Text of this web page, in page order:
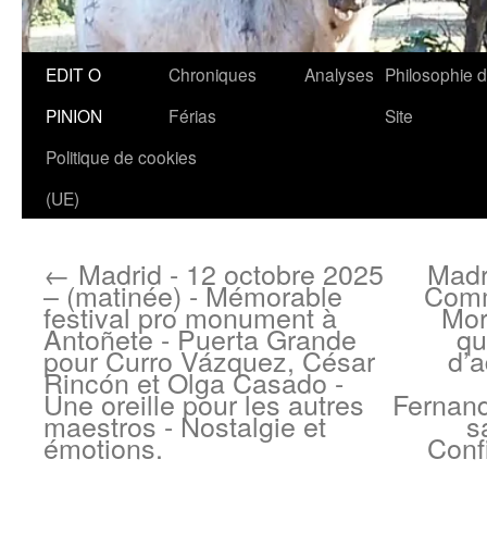
Aller
contenu
EDIT O
PINION
Chroniques
Férias
Analyses Philosophie
Site
Politique de cookies
(UE)
← Madrid - 12 octobre 2025
– (matinée) - Mémorable
festival pro monument à
Antoñete - Puerta Grande
pour Curro Vázquez, César
Rincón et Olga Casado -
Une oreille pour les autres
maestros - Nostalgie et
émotions.